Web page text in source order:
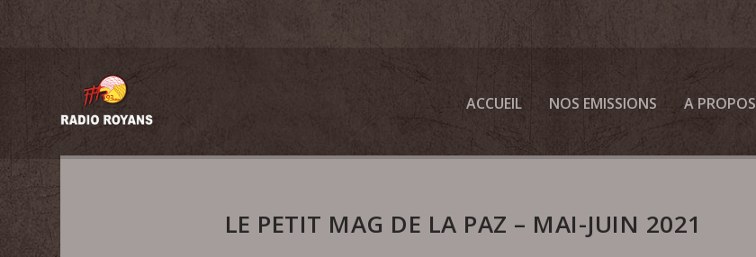
ACCUEIL NOS EMISSIONS A PROPOS
LE PETIT MAG DE LA PAZ – MAI-JUIN 2021